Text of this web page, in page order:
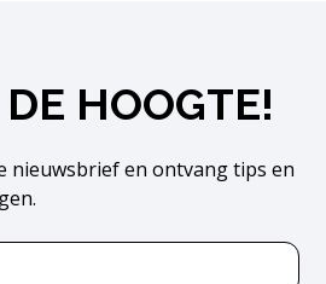
HOOGTE!
nieuwsbrief en ontvang tips en